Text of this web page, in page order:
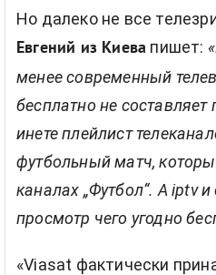
Но далеко не все
Евгений из Киева пишет:
менее современный
бесплатно не
инете плейлист
футбольный матч,
каналах „Футбол“. А iptv
просмотр чего угодно
«Viasat фактически